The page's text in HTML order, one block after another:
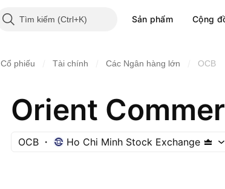
Tìm kiếm Sản phẩm Cộng
Cổ phiếu Tài chính Các Ngân hàng lớn OCB
Orient
OCB Ho Chi Minh Stock Exchange